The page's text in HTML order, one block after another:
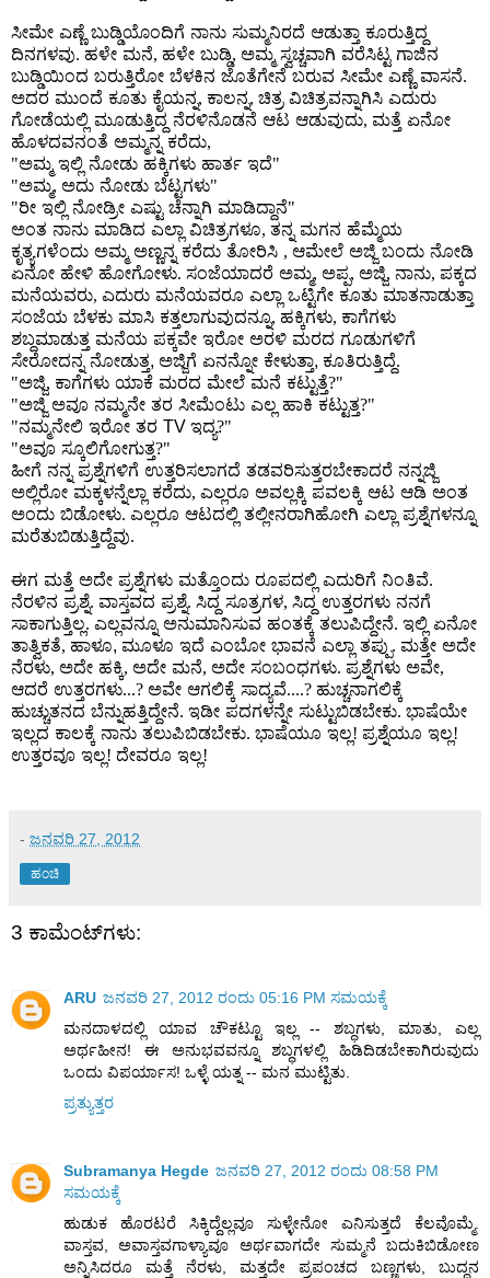
ಸೀಮೇ ಎಣ್ಣೆ ಬುಡ್ಡಿಯೊಂದಿಗೆ ನಾನು ಸುಮ್ಮನಿರದೆ ಆಡುತ್ತಾ ಕೂರುತ್ತಿದ್ದ
ದಿನಗಳವು. ಹಳೇ ಮನೆ, ಹಳೇ ಬುಡ್ಡಿ, ಅಮ್ಮ ಸ್ವಚ್ಚವಾಗಿ ವರೆಸಿಟ್ಟ ಗಾಜಿನ
ಬುಡ್ಡಿಯಿಂದ ಬರುತ್ತಿರೋ ಬೆಳಕಿನ ಜೊತೆಗೇನೆ ಬರುವ ಸೀಮೇ ಎಣ್ಣೆ ವಾಸನೆ.
ಅದರ ಮುಂದೆ ಕೂತು ಕೈಯನ್ನ, ಕಾಲನ್ನ, ಚಿತ್ರ ವಿಚಿತ್ರವನ್ನಾಗಿಸಿ ಎದುರು
ಗೋಡೆಯಲ್ಲಿ ಮೂಡುತ್ತಿದ್ದ ನೆರಳಿನೊಡನೆ ಆಟ ಆಡುವುದು, ಮತ್ತೆ ಏನೋ
ಹೊಳದವನಂತೆ ಅಮ್ಮನ್ನ ಕರೆದು,
"ಅಮ್ಮ ಇಲ್ಲಿ ನೋಡು ಹಕ್ಕಿಗಳು ಹಾರ್ತ ಇದೆ"
"ಅಮ್ಮ, ಅದು ನೋಡು ಬೆಟ್ಟಗಳು"
"ರೀ ಇಲ್ಲಿ ನೋಡ್ರೀ ಎಷ್ಟು ಚೆನ್ನಾಗಿ ಮಾಡಿದ್ದಾನೆ"
ಅಂತ ನಾನು ಮಾಡಿದ ಎಲ್ಲಾ ವಿಚಿತ್ರಗಳೂ, ತನ್ನ ಮಗನ ಹೆಮ್ಮೆಯ
ಕೃತ್ಯಗಳೆಂದು ಅಮ್ಮ ಅಣ್ಣನ್ನ ಕರೆದು ತೋರಿಸಿ , ಆಮೇಲೆ ಅಜ್ಜಿ ಬಂದು ನೋಡಿ
ಏನೋ ಹೇಳಿ ಹೋಗೋಳು. ಸಂಜೆಯಾದರೆ ಅಮ್ಮ, ಅಪ್ಪ, ಅಜ್ಜಿ, ನಾನು, ಪಕ್ಕದ
ಮನೆಯವರು, ಎದುರು ಮನೆಯವರೂ ಎಲ್ಲಾ ಒಟ್ಟಿಗೇ ಕೂತು ಮಾತನಾಡುತ್ತಾ
ಸಂಜೆಯ ಬೆಳಕು ಮಾಸಿ ಕತ್ತಲಾಗುವುದನ್ನೂ, ಹಕ್ಕಿಗಳು, ಕಾಗೆಗಳು
ಶಬ್ದಮಾಡುತ್ತ ಮನೆಯ ಪಕ್ಕವೇ ಇರೋ ಅರಳಿ ಮರದ ಗೂಡುಗಳಿಗೆ
ಸೇರೋದನ್ನ ನೋಡುತ್ತ, ಅಜ್ಜಿಗೆ ಏನನ್ನೋ ಕೇಳುತ್ತಾ, ಕೂತಿರುತ್ತಿದ್ದೆ.
"ಅಜ್ಜಿ, ಕಾಗೆಗಳು ಯಾಕೆ ಮರದ ಮೇಲೆ ಮನೆ ಕಟ್ಟುತ್ತೆ?"
"ಅಜ್ಜಿ ಅವೂ ನಮ್ಮನೇ ತರ ಸೀಮೆಂಟು ಎಲ್ಲ ಹಾಕಿ ಕಟ್ಟುತ್ತ?"
"ನಮ್ಮನೇಲಿ ಇರೋ ತರ TV ಇದ್ಯ?"
"ಅವೂ ಸ್ಕೂಲಿಗೋಗುತ್ತ?"
ಹೀಗೆ ನನ್ನ ಪ್ರಶ್ನೆಗಳಿಗೆ ಉತ್ತರಿಸಲಾಗದೆ ತಡವರಿಸುತ್ತರಬೇಕಾದರೆ ನನ್ನಜ್ಜಿ
ಅಲ್ಲಿರೋ ಮಕ್ಕಳನ್ನೆಲ್ಲಾ ಕರೆದು, ಎಲ್ಲರೂ ಅವಲ್ಲಕ್ಕಿ ಪವಲಕ್ಕಿ ಆಟ ಆಡಿ ಅಂತ
ಅಂದು ಬಿಡೋಳು. ಎಲ್ಲರೂ ಆಟದಲ್ಲಿ ತಲ್ಲೀನರಾಗಿಹೋಗಿ ಎಲ್ಲಾ ಪ್ರಶ್ನೆಗಳನ್ನೂ
ಮರೆತುಬಿಡುತ್ತಿದ್ದೆವು.
ಈಗ ಮತ್ತೆ ಅದೇ ಪ್ರಶ್ನೆಗಳು ಮತ್ತೊಂದು ರೂಪದಲ್ಲಿ ಎದುರಿಗೆ ನಿಂತಿವೆ.
ನೆರಳಿನ ಪ್ರಶ್ನೆ. ವಾಸ್ತವದ ಪ್ರಶ್ನೆ. ಸಿದ್ದ ಸೂತ್ರಗಳ, ಸಿದ್ದ ಉತ್ತರಗಳು ನನಗೆ
ಸಾಕಾಗುತ್ತಿಲ್ಲ. ಎಲ್ಲವನ್ನೂ ಅನುಮಾನಿಸುವ ಹಂತಕ್ಕೆ ತಲುಪಿದ್ದೇನೆ. ಇಲ್ಲಿ ಏನೋ
ತಾತ್ವಿಕತೆ, ಹಾಳೂ, ಮೂಳೂ ಇದೆ ಎಂಬೋ ಭಾವನೆ ಎಲ್ಲಾ ತಪ್ಪು. ಮತ್ತೇ ಅದೇ
ನೆರಳು, ಅದೇ ಹಕ್ಕಿ, ಅದೇ ಮನೆ, ಅದೇ ಸಂಬಂಧಗಳು. ಪ್ರಶ್ನೆಗಳು ಅವೇ,
ಆದರೆ ಉತ್ತರಗಳು...? ಅವೇ ಆಗಲಿಕ್ಕೆ ಸಾದ್ಯವೆ....? ಹುಚ್ಚನಾಗಲಿಕ್ಕೆ
ಹುಚ್ಚುತನದ ಬೆನ್ನುಹತ್ತಿದ್ದೇನೆ. ಇಡೀ ಪದಗಳನ್ನೇ ಸುಟ್ಟುಬಿಡಬೇಕು. ಭಾಷೆಯೇ
ಇಲ್ಲದ ಕಾಲಕ್ಕೆ ನಾನು ತಲುಪಿಬಿಡಬೇಕು. ಭಾಷೆಯೂ ಇಲ್ಲ! ಪ್ರಶ್ನೆಯೂ ಇಲ್ಲ!
ಉತ್ತರವೂ ಇಲ್ಲ! ದೇವರೂ ಇಲ್ಲ!
- ಜನವರಿ 27, 2012
ಹಂಚಿ
3 ಕಾಮೆಂಟ್‌ಗಳು:
ARU ಜನವರಿ 27, 2012 ರಂದು 05:16 PM ಸಮಯಕ್ಕೆ
ಮನದಾಳದಲ್ಲಿ ಯಾವ ಚೌಕಟ್ಟೂ ಇಲ್ಲ -- ಶಬ್ಧಗಳು, ಮಾತು, ಎಲ್ಲ
ಅರ್ಥಹೀನ! ಈ ಅನುಭವವನ್ನೂ ಶಬ್ಧಗಳಲ್ಲಿ ಹಿಡಿದಿಡಬೇಕಾಗಿರುವುದು
ಒಂದು ವಿಪರ್ಯಾಸ! ಒಳ್ಳೆ ಯತ್ನ -- ಮನ ಮುಟ್ಟಿತು.
ಪ್ರತ್ಯುತ್ತರ
Subramanya Hegde ಜನವರಿ 27, 2012 ರಂದು 08:58 PM
ಸಮಯಕ್ಕೆ
ಹುಡುಕ ಹೊರಟರೆ ಸಿಕ್ಕಿದ್ದೆಲ್ಲವೂ ಸುಳ್ಳೇನೋ ಎನಿಸುತ್ತದೆ ಕೆಲವೊಮ್ಮೆ.
ವಾಸ್ತವ, ಅವಾಸ್ತವಗಾಳ್ಯಾವೂ ಅರ್ಥವಾಗದೇ ಸುಮ್ಮನೆ ಬದುಕಿಬಿಡೋಣ
ಅನ್ನಿಸಿದರೂ ಮತ್ತೆ ನೆರಳು, ಮತ್ತದೇ ಪ್ರಪಂಚದ ಬಣ್ಣಗಳು, ಬುದ್ಧನ